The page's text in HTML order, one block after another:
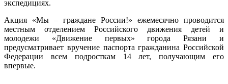
экспедициях.
Акция «Мы – граждане России!» ежемесячно проводится
местным отделением Российского движения детей и
молодежи «Движение первых» города Рязани и
предусматривает вручение паспорта гражданина Российской
Федерации всем подросткам 14 лет, получающим его
впервые.